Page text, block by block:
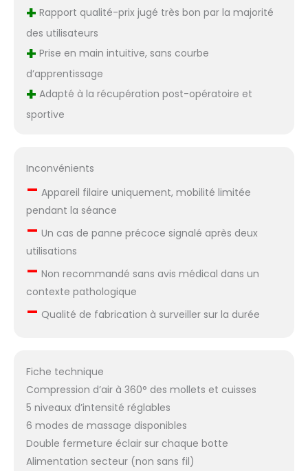
+ Rapport qualité-prix jugé très bon par la majorité
des utilisateurs
+ Prise en main intuitive, sans courbe
d’apprentissage
+ Adapté à la récupération post-opératoire et
sportive
Inconvénients
– Appareil filaire uniquement, mobilité limitée
pendant la séance
– Un cas de panne précoce signalé après deux
utilisations
– Non recommandé sans avis médical dans un
contexte pathologique
– Qualité de fabrication à surveiller sur la durée
Fiche technique
Compression d’air à 360° des mollets et cuisses
5 niveaux d’intensité réglables
6 modes de massage disponibles
Double fermeture éclair sur chaque botte
Alimentation secteur (non sans fil)